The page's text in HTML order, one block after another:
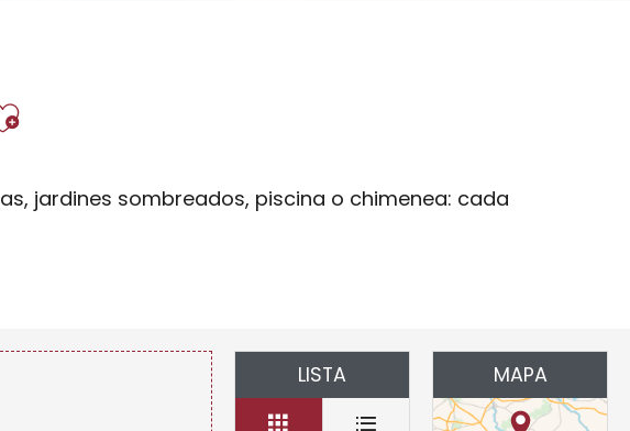
aux favoris
jardines sombreados, piscina o chimenea: cada
LISTA MAPA